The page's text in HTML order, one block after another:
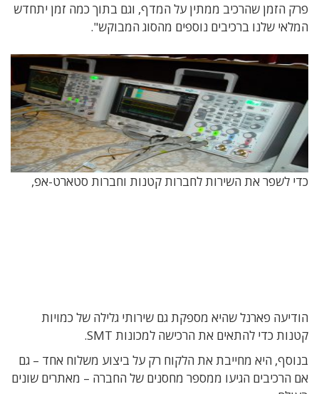
פרק הזמן שהרכיב ממתין על המדף, וגם בתוך כמה זמן יתחדש
המלאי שלנו ברכיבים נוספים מהסוג המבוקש".
כדי לשפר את השירות לחברות קטנות וחברות סטארט-אפ,
הודיעה פארנל שהיא מספקת גם שירותי גלילה של כמויות
קטנות כדי להתאים את הרכישה למכונות SMT.
בנוסף, היא מחייבת את הלקוח רק על ביצוע משלוח אחד – גם
אם הרכיבים הגיעו ממספר מחסנים של החברה – מאתרים שונים